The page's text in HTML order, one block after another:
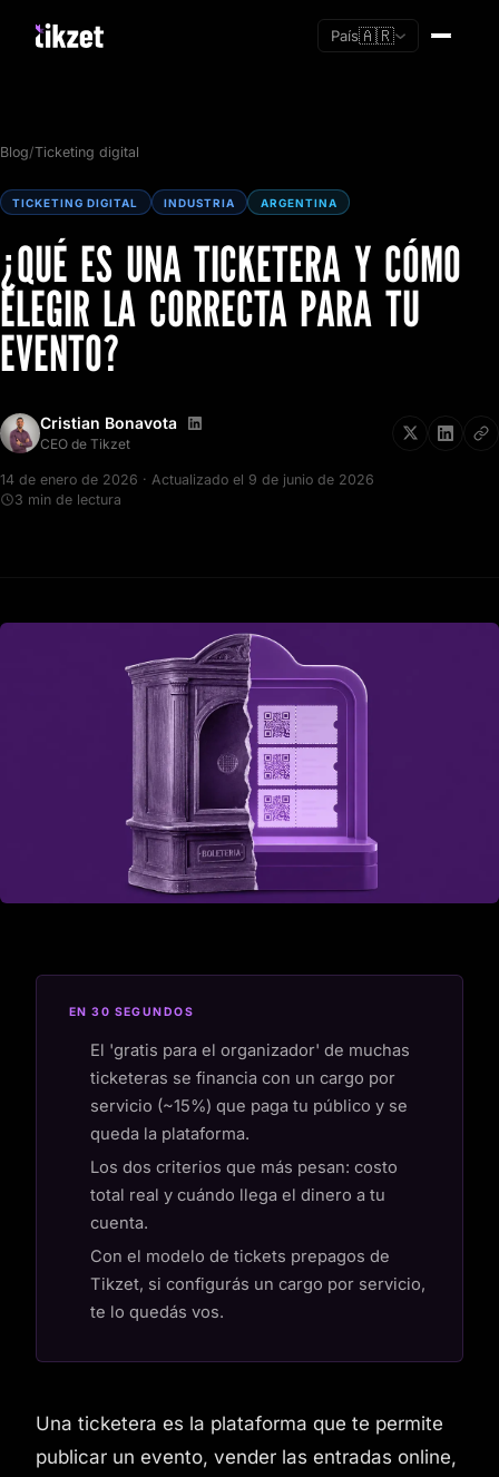
País🇦🇷
Soy nuevo
Ya tengo cuenta
Blog/Ticketing digital
TICKETING DIGITAL INDUSTRIA ARGENTINA
¿QUÉ ES UNA TICKETERA Y CÓMO
ELEGIR LA CORRECTA PARA TU
EVENTO?
Cristian Bonavota
CEO de Tikzet
14 de enero de 2026 · Actualizado el 9 de junio de 2026
3 min de lectura
EN 30 SEGUNDOS
El 'gratis para el organizador' de muchas
ticketeras se financia con un cargo por
servicio (~15%) que paga tu público y se
queda la plataforma.
Los dos criterios que más pesan: costo
total real y cuándo llega el dinero a tu
cuenta.
Con el modelo de tickets prepagos de
Tikzet, si configurás un cargo por servicio,
te lo quedás vos.
Una ticketera es la plataforma que te permite
publicar un evento, vender las entradas online,